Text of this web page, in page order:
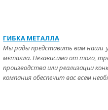
ГИБКА МЕТАЛЛА
Мы рады представить вам наши
металла.Независимо от того,
производства или реализации
компания обеспечит вас всем